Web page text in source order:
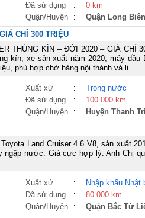
Đã sử dụng :
0 km
Quận/Huyện : Quận Long Biên
CHỈ 300 TRIỆU
THÙNG KÍN – ĐỜI 2020 – GIÁ CHỈ
kín, xe sản xuất năm 2020, máy dầu
phù hợp chở hàng nội thành và li...
Xuất xứ :
Trong nước
Đã sử dụng :
100.000 km
Quận/Huyện : Huyện Thanh Trì
Land Cruiser 4.6 V8, sản xuất
ngập nước. Giá cực hợp lý. Anh Chị
Xuất xứ :
Nhập khẩu Nhật
Đã sử dụng :
80.000 km
Quận/Huyện : Quận Bắc Từ